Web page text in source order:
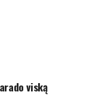
viską